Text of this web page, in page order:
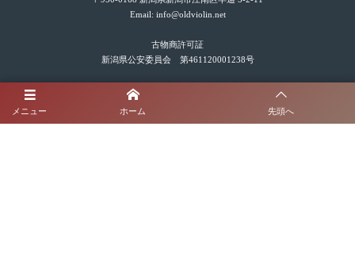
メニュー ホーム 先頭へ
Email: info@oldviolin.net
古物商許可証
新潟県公安委員会 第461120001238号
お電話でのお問い合わせ
☎︎090-9643-1074